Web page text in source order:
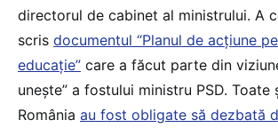
directorul de cabinet al ministrului. A
scris documentul “Planul de acțiune
educație” care a făcut parte din
unește” a fostului ministru PSD. Toate
România au fost obligate să dezbată